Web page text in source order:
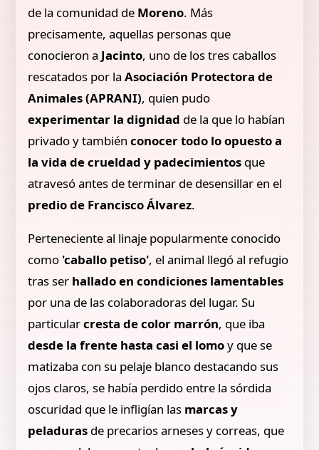
de la comunidad de Moreno. Más
precisamente, aquellas personas que
conocieron a Jacinto, uno de los tres caballos
rescatados por laAsociación Protectora de
Animales (APRANI), quien pudo
experimentar la dignidad de la que lo habían
privado y tambiénconocer todo lo opuesto a
la vida de crueldad y padecimientos que
atravesó antes de terminar de desensillar en el
predio de Francisco Álvarez.
Perteneciente al linaje popularmente conocido
como 'caballo petiso', el animal llegó al refugio
tras ser hallado en condiciones lamentables
por una de las colaboradoras del lugar. Su
particularcresta de color marrón, que iba
desde la frente hasta casi el lomoy que se
matizaba con su pelaje blanco destacando sus
ojos claros, se había perdido entre la sórdida
oscuridad que le infligían las marcas y
peladuras de precarios arneses y correas, que